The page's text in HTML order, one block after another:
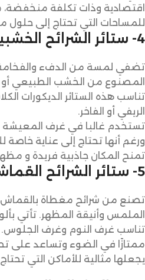
اقتصادية وذات تكلفة منخفضة،
للمساحات التي تحتاج إلى حلول
4- ستائر الشرائح الخشبية
تضفي لمسة من الدفء
المصنوع من الخشب الطبيعي أو
تناسب هذه الستائر الديكورات
الريفي أو الفاخر.
تستخدم غالبا في غرف المعيشة
ورغم أنها تحتاج إلى عناية خاصة
تمنح المكان جاذبية فريدة و مظهر
5- ستائر الشرائح القماشية
تصنع من شرائح مغطاة
الملمس وأنيقة المظهر. تأتي
تناسب غرف النوم وغرف الجلوس.
ممتازًا في الضوء وتساعد على
يجعلها مثالية للأماكن التي